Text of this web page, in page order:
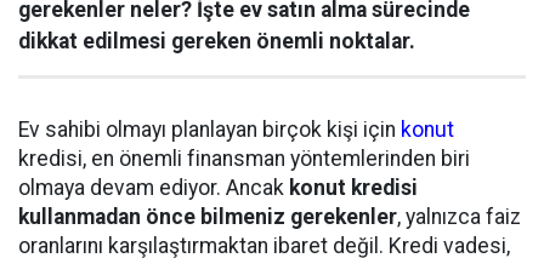
gerekenler neler? İşte ev satın alma sürecinde
dikkat edilmesi gereken önemli noktalar.
Ev sahibi olmayı planlayan birçok kişi için konut
kredisi, en önemli finansman yöntemlerinden biri
olmaya devam ediyor. Ancak konut kredisi
kullanmadan önce bilmeniz gerekenler, yalnızca faiz
oranlarını karşılaştırmaktan ibaret değil. Kredi vadesi,